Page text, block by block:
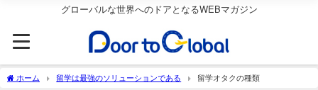
グローバルな世界へのドアとなるWEBマガジン
ホーム 留学は最強のソリューションである 留学オタクの種類